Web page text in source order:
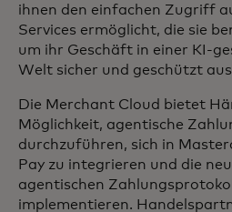
ihnen den einfachen Zugriff
Services ermöglicht, die sie
um ihr Geschäft in einer KI-
Welt sicher und geschützt
Die Merchant Cloud bietet
Möglichkeit, agentische
durchzuführen, sich in
Pay zu integrieren und die
agentischen
implementieren.